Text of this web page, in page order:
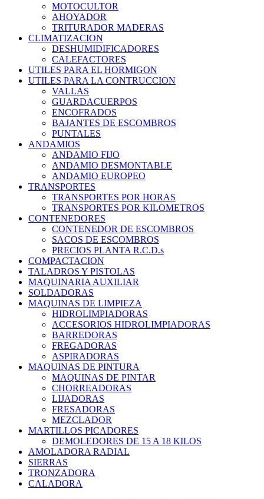
MOTOCULTOR
AHOYADOR
TRITURADOR MADERAS
CLIMATIZACION
DESHUMIDIFICADORES
CALEFACTORES
UTILES PARA EL HORMIGON
UTILES PARA LA CONTRUCCION
VALLAS
GUARDACUERPOS
ENCOFRADOS
BAJANTES DE ESCOMBROS
PUNTALES
ANDAMIOS
ANDAMIO FIJO
ANDAMIO DESMONTABLE
ANDAMIO EUROPEO
TRANSPORTES
TRANSPORTES POR HORAS
TRANSPORTES POR KILOMETROS
CONTENEDORES
CONTENEDOR DE ESCOMBROS
SACOS DE ESCOMBROS
PRECIOS PLANTA R.C.D.s
COMPACTACION
TALADROS Y PISTOLAS
MAQUINARIA AUXILIAR
SOLDADORAS
MAQUINAS DE LIMPIEZA
HIDROLIMPIADORAS
ACCESORIOS HIDROLIMPIADORAS
BARREDORAS
FREGADORAS
ASPIRADORAS
MAQUINAS DE PINTURA
MAQUINAS DE PINTAR
CHORREADORAS
LIJADORAS
FRESADORAS
MEZCLADOR
MARTILLOS PICADORES
DEMOLEDORES DE 15 A 18 KILOS
AMOLADORA RADIAL
SIERRAS
TRONZADORA
CALADORA